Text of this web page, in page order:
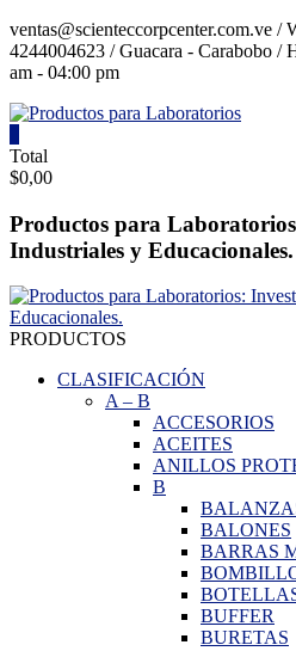
Saltar
contenido
ventas@scienteccorpcenter.com.ve
4244004623 / Guacara - Carabobo /
am - 04:00 pm
Productos
para
Laboratorios
Investigación,
y
Educacionales.
Total
$0,00
Productos para
Industriales y Educacionales.
PRODUCTOS
CLASIFICACIÓN
A– B
ACCESORIOS
ACEITES
ANILLOS
B
BALONES
BARRAS
BUFFER
BURETAS